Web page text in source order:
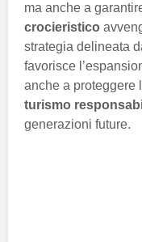
ma anche a
crocieristico
strategia delineata
favorisce
anche a proteggere
turismo
generazioni future.